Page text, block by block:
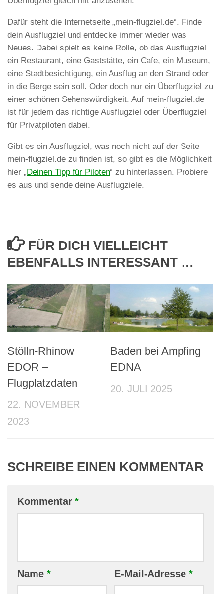
Dafür steht die Internetseite „mein-flugziel.de“. Finde
dein Ausflugziel und entdecke immer wieder was
Neues. Dabei spielt es keine Rolle, ob das Ausflugziel
ein Restaurant, eine Gaststätte, ein Cafe, ein Museum,
eine Stadtbesichtigung, ein Ausflug an den Strand oder
in die Berge sein soll. Oder doch nur ein Überflugziel zu
einer schönen Sehenswürdigkeit. Auf mein-flugziel.de
ist für jedem das richtige Ausflugziel oder Überflugziel
für Privatpiloten dabei.
Gibt es ein Ausflugziel, was noch nicht auf der Seite
mein-flugziel.de zu finden ist, so gibt es die Möglichkeit
hier „Deinen Tipp für Piloten“ zu hinterlassen. Probiere
es aus und sende deine Ausflugziele.
FÜR DICH VIELLEICHT
EBENFALLS INTERESSANT …
Stölln-Rhinow
EDOR –
Flugplatzdaten
22. NOVEMBER
2023
Baden bei Ampfing
EDNA
20. JULI 2025
SCHREIBE EINEN KOMMENTAR
Kommentar *
Name * E-Mail-Adresse *